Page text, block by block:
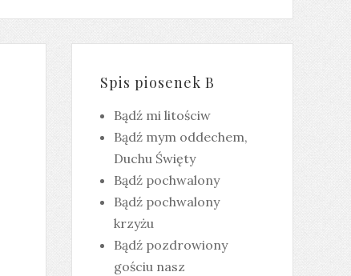
Spis piosenek B
Bądź mi litościw
Bądź mym oddechem,
Duchu Święty
Bądź pochwalony
Bądź pochwalony
krzyżu
Bądź pozdrowiony
gościu nasz